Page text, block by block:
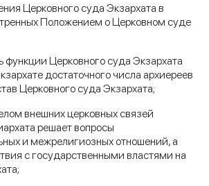
Церковного суда Экзархата в
Положением о Церковном суде
функции Церковного суда Экзархата
достаточного числа архиереев
Церковного суда Экзархата;
внешних церковных связей
решает вопросы
и межрелигиозных отношений, а
с государственными властями на